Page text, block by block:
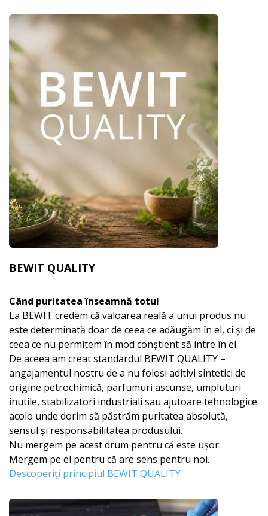
BEWIT QUALITY
Când puritatea înseamnă totul
La BEWIT credem că valoarea reală a unui produs nu
este determinată doar de ceea ce adăugăm în el, ci și de
ceea ce nu permitem în mod conștient să intre în el.
De aceea am creat standardul BEWIT QUALITY –
angajamentul nostru de a nu folosi aditivi sintetici de
origine petrochimică, parfumuri ascunse, umpluturi
inutile, stabilizatori industriali sau ajutoare tehnologice
acolo unde dorim să păstrăm puritatea absolută,
sensul și responsabilitatea produsului.
Nu mergem pe acest drum pentru că este ușor.
Mergem pe el pentru că are sens pentru noi.
Descoperiți principiul BEWIT QUALITY